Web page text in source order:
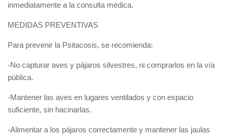
inmediatamente a la consulta médica.
MEDIDAS PREVENTIVAS
Para prevenir la Psitacosis, se recomienda:
-No capturar aves y pájaros silvestres, ni comprarlos en la vía
pública.
-Mantener las aves en lugares ventilados y con espacio
suficiente, sin hacinarlas.
-Alimentar a los pájaros correctamente y mantener las jaulas